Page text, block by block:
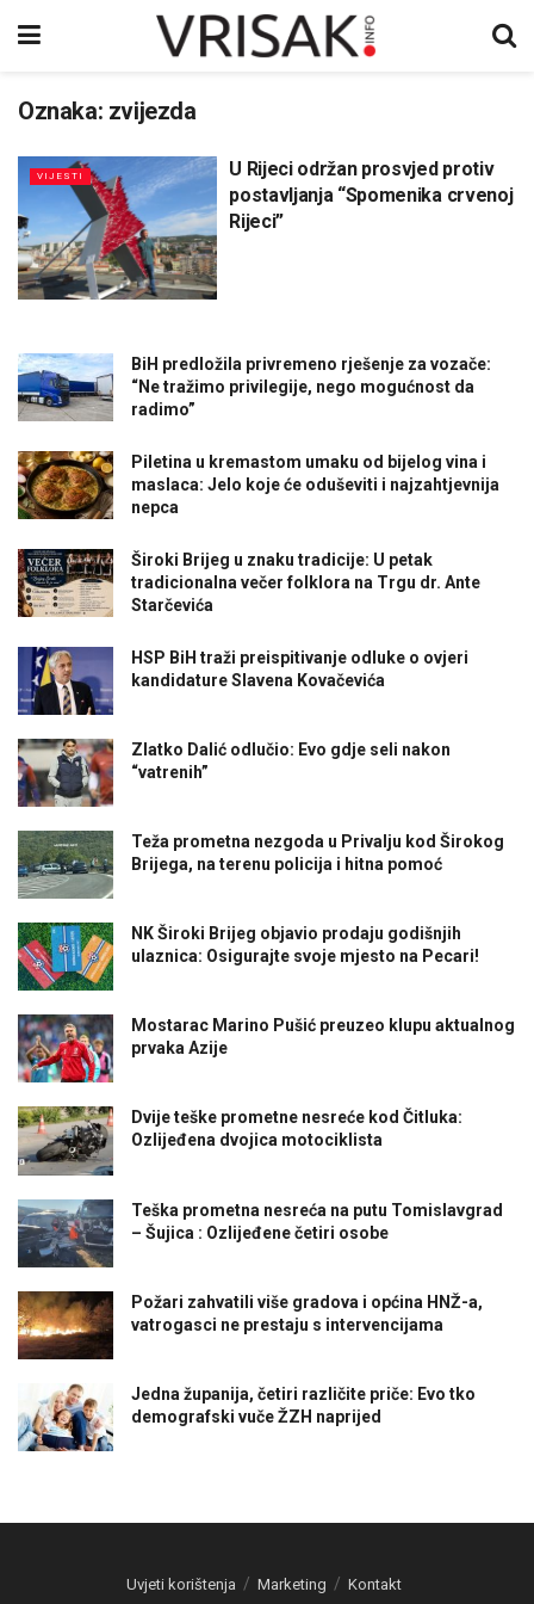
Oznaka: zvijezda
VIJESTI
U Rijeci održan prosvjed protiv
postavljanja “Spomenika crvenoj
Rijeci”
BiH predložila privremeno rješenje za vozače:
“Ne tražimo privilegije, nego mogućnost da
radimo”
Piletina u kremastom umaku od bijelog vina i
maslaca: Jelo koje će oduševiti i najzahtjevnija
nepca
Široki Brijeg u znaku tradicije: U petak
tradicionalna večer folklora na Trgu dr. Ante
Starčevića
HSP BiH traži preispitivanje odluke o ovjeri
kandidature Slavena Kovačevića
Zlatko Dalić odlučio: Evo gdje seli nakon
“vatrenih”
Teža prometna nezgoda u Privalju kod Širokog
Brijega, na terenu policija i hitna pomoć
NK Široki Brijeg objavio prodaju godišnjih
ulaznica: Osigurajte svoje mjesto na Pecari!
Mostarac Marino Pušić preuzeo klupu aktualnog
prvaka Azije
Dvije teške prometne nesreće kod Čitluka:
Ozlijeđena dvojica motociklista
Teška prometna nesreća na putu Tomislavgrad
– Šujica : Ozlijeđene četiri osobe
Požari zahvatili više gradova i općina HNŽ-a,
vatrogasci ne prestaju s intervencijama
Jedna županija, četiri različite priče: Evo tko
demografski vuče ŽZH naprijed
Uvjeti korištenja Marketing Kontakt